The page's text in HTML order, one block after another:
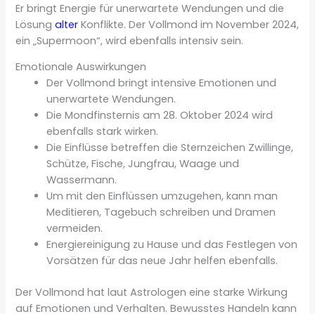
Er bringt Energie für unerwartete Wendungen und die
Lösungalter Konflikte. Der Vollmond im November 2024,
ein „Supermoon“, wird ebenfalls intensiv sein.
Emotionale Auswirkungen
Der Vollmond bringt intensive Emotionen und
unerwartete Wendungen.
Die Mondfinsternis am 28. Oktober 2024 wird
ebenfalls stark wirken.
Die Einflüsse betreffen die Sternzeichen Zwillinge,
Schütze, Fische, Jungfrau, Waage und
Wassermann.
Um mit den Einflüssen umzugehen, kann man
Meditieren, Tagebuch schreiben und Dramen
vermeiden.
Energiereinigung zu Hause und das Festlegen von
Vorsätzen für das neue Jahr helfen ebenfalls.
Der Vollmond hat laut Astrologen eine starke Wirkung
auf Emotionen und Verhalten. Bewusstes Handeln kann